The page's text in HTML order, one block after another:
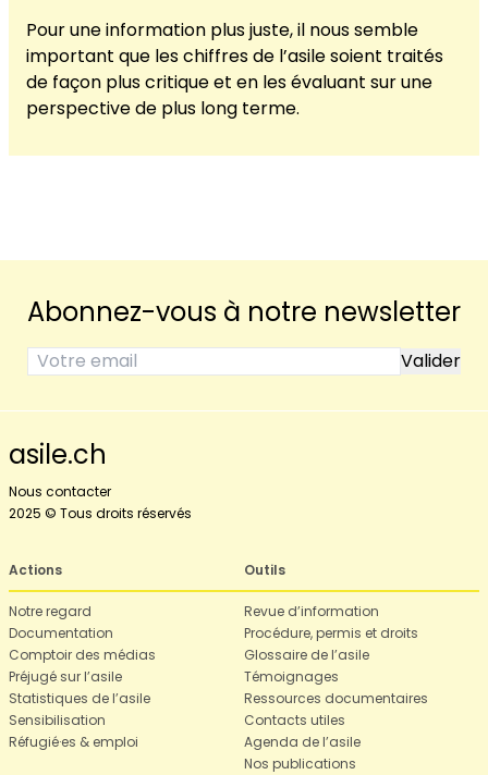
Pour une information plus juste, il nous semble
important que les chiffres de l’asile soient traités
de façon plus critique et en les évaluant sur une
perspective de plus long terme.
Abonnez-vous à notre newsletter
asile.ch
Nous contacter
2025 © Tous droits réservés
Actions
Notre regard
Documentation
Comptoir des médias
Préjugé sur l’asile
Statistiques de l’asile
Sensibilisation
Réfugié·es & emploi
Outils
Revue d’information
Procédure, permis et droits
Glossaire de l’asile
Témoignages
Ressources documentaires
Contacts utiles
Agenda de l’asile
Nos publications